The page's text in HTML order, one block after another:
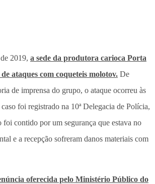
2019, a sede da produtora carioca Porta
ataques com coqueteis molotov. De
de imprensa do grupo, o ataque ocorreu às
foi registrado na 10ª Delegacia de Polícia,
contido por um segurança que estava no
e a recepção sofreram danos materiais com
oferecida pelo Ministério Público do